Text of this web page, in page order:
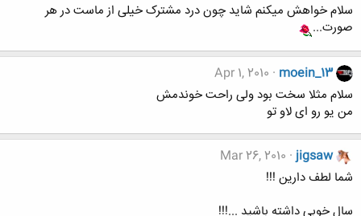
سلام خواهش میکنم شاید چون درد مشترک خیلی از ماست در هر
صورت...
moein_13
Apr 1, 2010
سلام مثلا سخت بود ولی راحت خوندمش
من یو رو ای لاو تو
jigsaw
Mar 26, 2010
شما لطف دارین !!!
سال خوبی داشته باشید ...!!!